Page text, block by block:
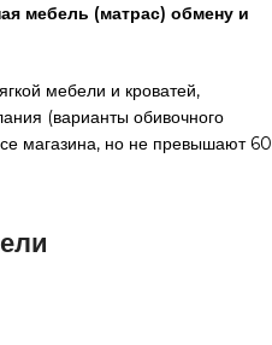
мебель (матрас) обмену и
мебели и кроватей,
(варианты обивочного
магазина, но не превышают 60